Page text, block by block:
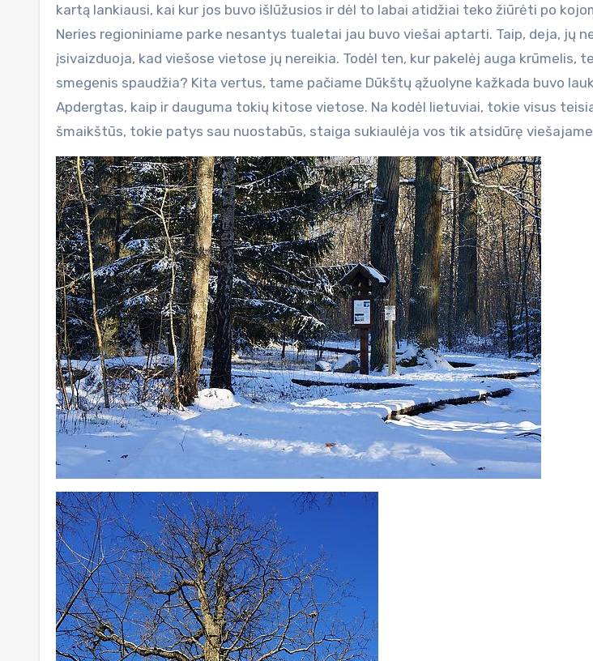
kartą lankiausi, kai kur jos buvo išlūžusios ir dėl to labai atidžiai teko žiūrėti po
Neries regioniniame parke nesantys tualetai jau buvo viešai aptarti. Taip, deja, jų
įsivaizduoja, kad viešose vietose jų nereikia. Todėl ten, kur pakelėj auga krūmelis,
smegenis spaudžia? Kita vertus, tame pačiame Dūkštų ąžuolyne kažkada buvo
Apdergtas, kaip ir dauguma tokių kitose vietose. Na kodėl lietuviai, tokie visus
šmaikštūs, tokie patys sau nuostabūs, staiga sukiaulėja vos tik atsidūrę